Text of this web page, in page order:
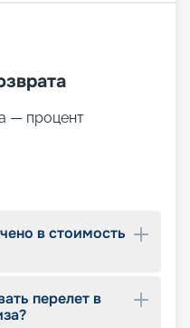
— процент
в стоимость
перелет в